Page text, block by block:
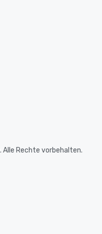
Rechte vorbehalten.